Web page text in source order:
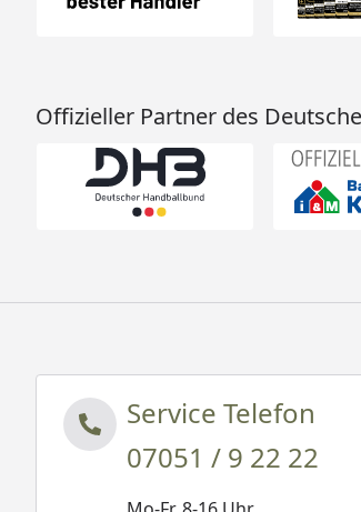
Offizieller Partner des
Service Telefon
07051 / 9 22 22